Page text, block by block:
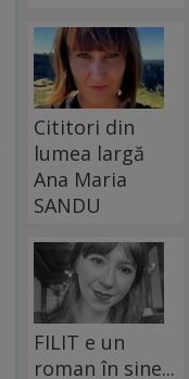
Cititori din
lumea largă
Ana Maria
SANDU
FILIT e un
roman în sine...